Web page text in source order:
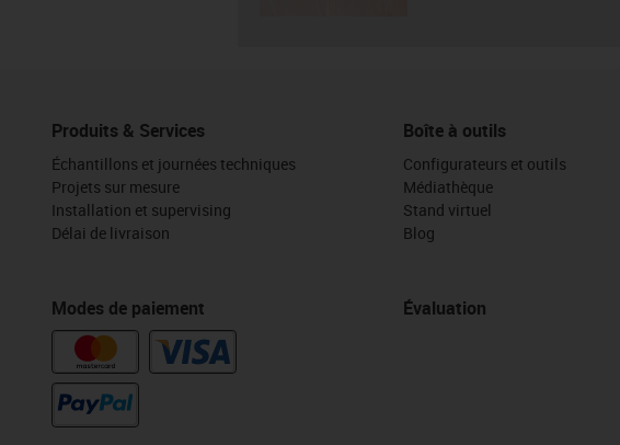
Produits & Services
Échantillons et journées techniques
Projets sur mesure
Installation et supervising
Délai de livraison
Modes de paiement
Boîte à outils
Configurateurs et outils
Médiathèque
Stand virtuel
Blog
Évaluation